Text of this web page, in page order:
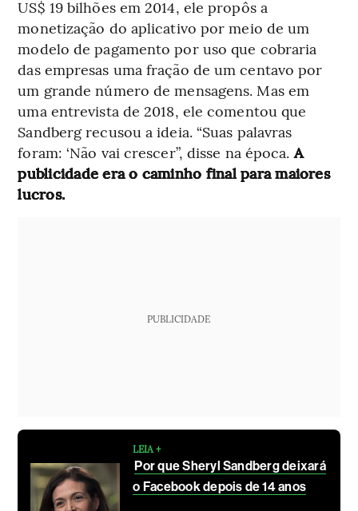
US$ 19 bilhões em 2014, ele propôs a
monetização do aplicativo por meio de um
modelo de pagamento por uso que cobraria
das empresas uma fração de um centavo por
um grande número de mensagens. Mas em
uma entrevista de 2018, ele comentou que
Sandberg recusou a ideia. “Suas palavras
foram: ‘Não vai crescer”, disse na época.A
publicidade era o caminho final para maiores
lucros.
PUBLICIDADE
LEIA +
Por que Sheryl Sandberg deixará
o Facebook depois de 14 anos